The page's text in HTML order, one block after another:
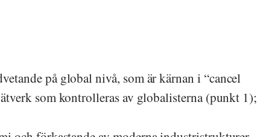
på global nivå, som är kärnan i “cancel
som kontrolleras av globalisterna (punkt 1);